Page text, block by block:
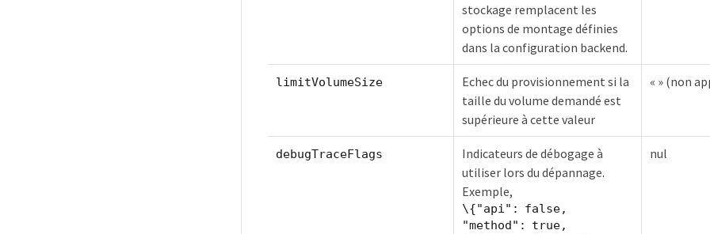
stockage remplacent les
options de montage définies
dans la configuration backend.
limitVolumeSize
Echec du provisionnement si la
taille du volume demandé est
supérieure à cette valeur
« » (non
debugTraceFlags
Indicateurs de débogage à
utiliser lors du dépannage.
Exemple,
\{"api": false,
"method": true,
nul